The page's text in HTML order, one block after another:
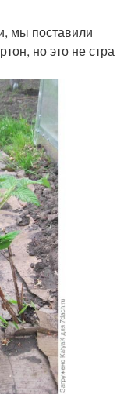
мы поставили
но это не стра